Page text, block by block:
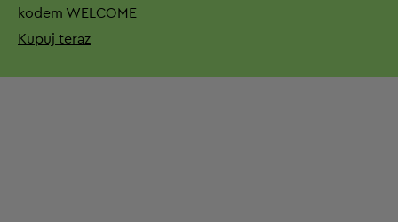
kodem WELCOME
Kupuj teraz